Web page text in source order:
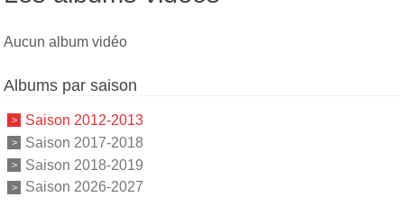
Aucun album vidéo
Albums par saison
Saison 2012-2013
Saison 2017-2018
Saison 2018-2019
Saison 2026-2027